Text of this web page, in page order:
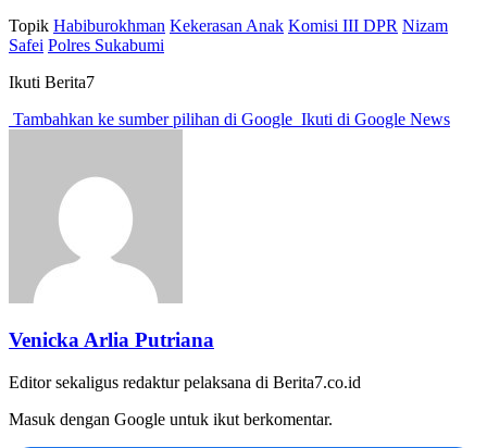
Topik Habiburokhman Kekerasan Anak Komisi III DPR Nizam
Safei Polres Sukabumi
Ikuti Berita7
Tambahkan ke sumber pilihan di Google Ikuti di Google News
Venicka Arlia Putriana
Editor sekaligus redaktur pelaksana di Berita7.co.id
Masuk dengan Google untuk ikut berkomentar.